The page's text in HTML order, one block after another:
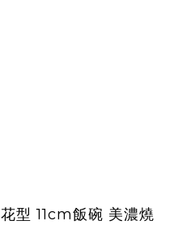
花型 11cm飯碗 美濃燒